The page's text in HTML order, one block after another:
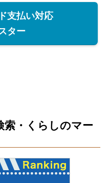
支払い対応
ター
索・くらしのマー